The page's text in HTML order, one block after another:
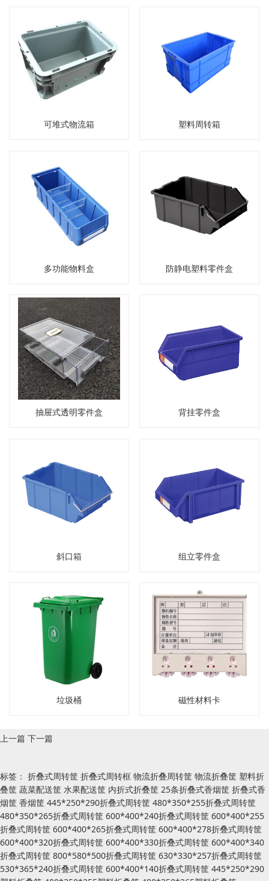
可堆式物流箱 塑料周转箱
多功能物料盒 防静电塑料零件盒
抽屉式透明零件盒 背挂零件盒
斜口箱 组立零件盒
垃圾桶 磁性材料卡
上一篇 下一篇
标签： 折叠式周转筐 折叠式周转框 物流折叠周转筐 物流折叠筐 塑料折
叠筐 蔬菜配送筐 水果配送筐 内折式折叠筐 25条折叠式香烟筐 折叠式香
烟筐 香烟筐 445*250*290折叠式周转筐 480*350*255折叠式周转筐
480*350*265折叠式周转筐 600*400*240折叠式周转筐 600*400*255
折叠式周转筐 600*400*265折叠式周转筐 600*400*278折叠式周转筐
600*400*320折叠式周转筐 600*400*330折叠式周转筐 600*400*340
折叠式周转筐 800*580*500折叠式周转筐 630*330*257折叠式周转筐
530*365*240折叠式周转筐 600*400*140折叠式周转筐 445*250*290